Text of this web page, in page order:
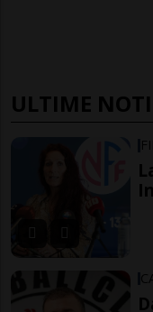
ULTIME